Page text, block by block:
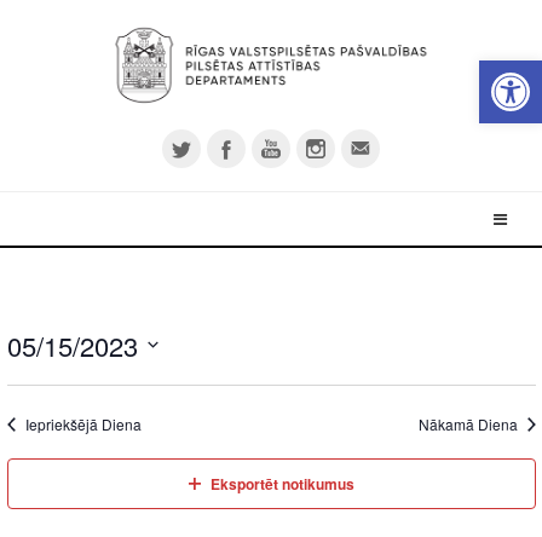
05/15/2023
Iepriekšējā Diena Nākamā Diena
Eksportēt notikumus